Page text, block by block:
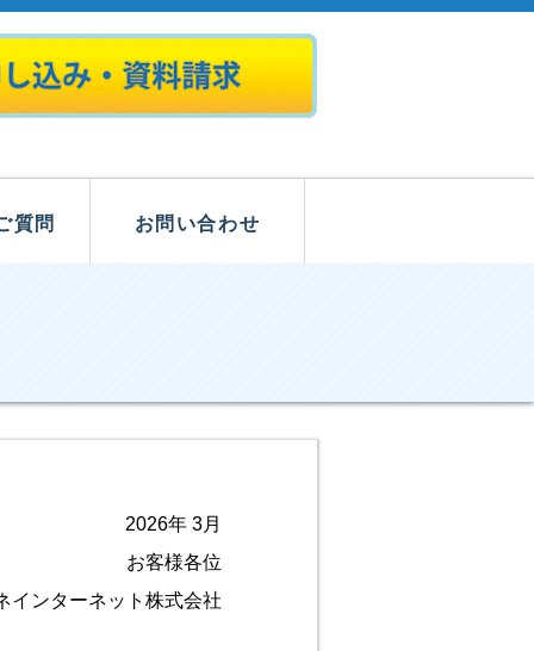
質問 お問い合わせ
2026年 3月
お客様各位
インターネット株式会社